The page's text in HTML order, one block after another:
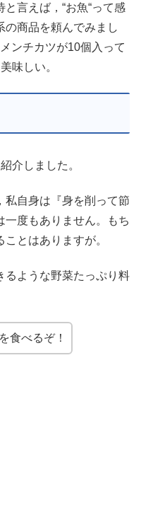
言えば，“お魚“って感
の商品を頼んでみまし
ンチカツが10個入って
味しい。
介しました。
私自身は『身を削って節
一度もありません。もち
とはありますが。
るような野菜たっぷり料
食べるぞ！